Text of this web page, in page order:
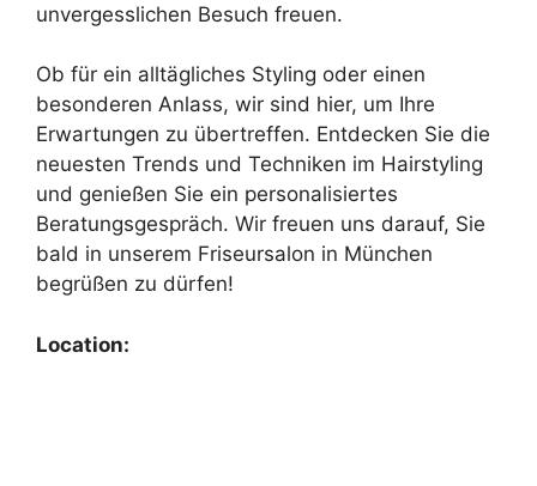
unvergesslichen Besuch freuen.
Ob für ein alltägliches Styling oder einen
besonderen Anlass, wir sind hier, um Ihre
Erwartungen zu übertreffen. Entdecken Sie die
neuesten Trends und Techniken im Hairstyling
und genießen Sie ein personalisiertes
Beratungsgespräch. Wir freuen uns darauf, Sie
bald in unserem Friseursalon in München
begrüßen zu dürfen!
Location: